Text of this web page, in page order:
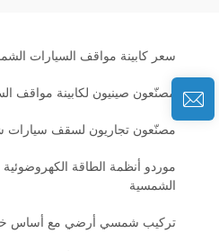
سعر كابينة مواقف السيارات
مصنّعون صينيون لكابينة مواقف
مصنّعون تجاريون لسقف
موردو أنظمة الطاقة
الشمسية
تركيب شمسي أرضي مع أساس